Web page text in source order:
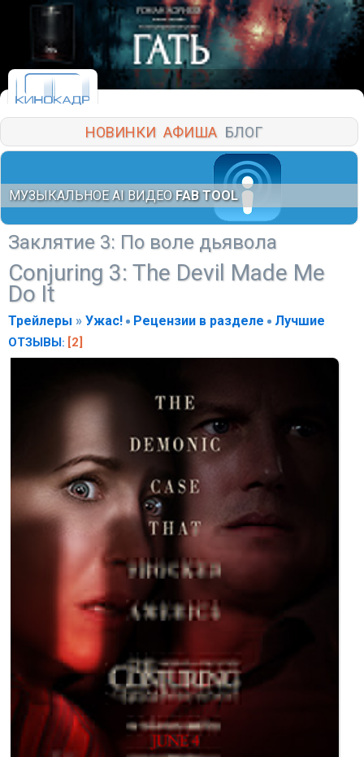
НОВИНКИ АФИША БЛОГ
МУЗЫКАЛЬНОЕ AI ВИДЕО FAB TOOL
Заклятие 3: По воле дьявола
Conjuring 3: The Devil Made Me
Do It
Трейлеры » Ужас! Рецензии в разделе Лучшие
ОТЗЫВЫ: [2]